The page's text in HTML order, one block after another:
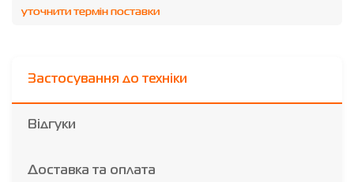
уточнити термін поставки
Застосування до техніки
Відгуки
Доставка та оплата